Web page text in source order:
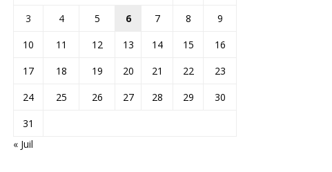
3
4 5 6 7 8
9
10
11 12 13 14 15
16
17
18 19 20 21 22
23
24
25 26 27 28 29
30
31
« Juil